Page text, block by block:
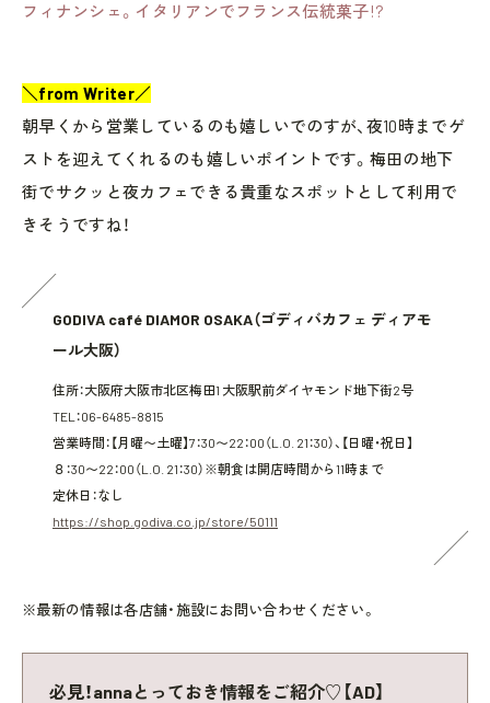
フィナンシェ。イタリアンでフランス伝統菓子!?
＼from Writer／
朝早くから営業しているのも嬉しいでのすが、夜10時までゲ
ストを迎えてくれるのも嬉しいポイントです。梅田の地下
街でサクッと夜カフェできる貴重なスポットとして利用で
きそうですね！
GODIVA café DIAMOR OSAKA（ゴディバカフェ ディアモ
ール大阪）
住所：大阪府大阪市北区梅田1 大阪駅前ダイヤモンド地下街2号
TEL：06-6485-8815
営業時間：【月曜〜土曜】7：30〜22：00（L.O. 21：30）、【日曜・祝日】
８：30〜22：00（L.O. 21：30）※朝食は開店時間から11時まで
定休日：なし
https://shop.godiva.co.jp/store/50111
※最新の情報は各店舗・施設にお問い合わせください。
必見！annaとっておき情報をご紹介♡【AD】